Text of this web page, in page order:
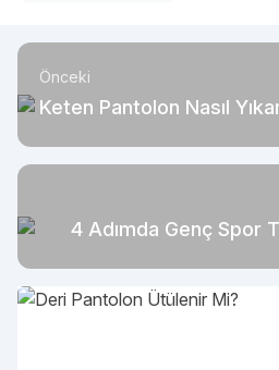
Önceki
Keten Pantolon Nasıl
4 Adımda Genç Spor